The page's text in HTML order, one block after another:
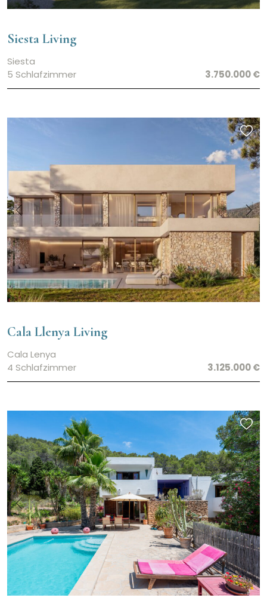
Siesta Living
Siesta
5 Schlafzimmer
3.750.000 €
Cala Llenya Living
Cala Lenya
4 Schlafzimmer
3.125.000 €